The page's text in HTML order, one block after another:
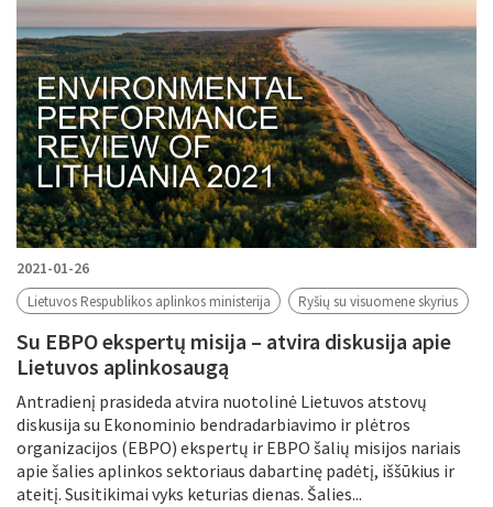
2021-01-26
Lietuvos Respublikos aplinkos ministerija Ryšių su visuomene skyrius
Su EBPO ekspertų misija – atvira diskusija apie
Lietuvos aplinkosaugą
Antradienį prasideda atvira nuotolinė Lietuvos atstovų
diskusija su Ekonominio bendradarbiavimo ir plėtros
organizacijos (EBPO) ekspertų ir EBPO šalių misijos nariais
apie šalies aplinkos sektoriaus dabartinę padėtį, iššūkius ir
ateitį. Susitikimai vyks keturias dienas. Šalies...